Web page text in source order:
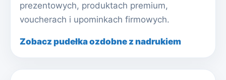
prezentowych, produktach premium,
voucherach i upominkach firmowych.
Zobacz pudełka ozdobne z nadrukiem